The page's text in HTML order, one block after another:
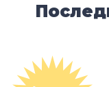
занятие. […]